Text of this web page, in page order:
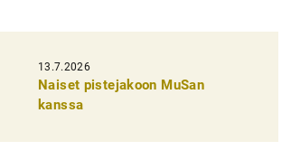
13.7.2026
Naiset pistejakoon MuSan
kanssa